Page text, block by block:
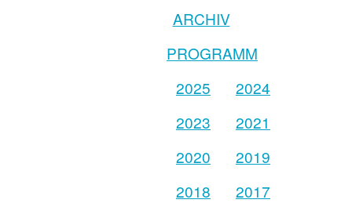
ARCHIV
PROGRAMM
2025
2024
2023
2021
2020
2019
2018
2017